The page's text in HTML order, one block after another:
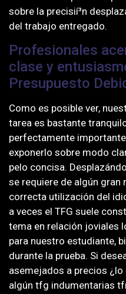
sobre la precisií³n
del trabajo entregado.
Profesionales
clase y
Presupuesto
Como es posible ver,
tarea es bastante
perfectamente
exponerlo sobre modo
pelo concisa.
se requiere de algún gran
correcta utilización del
a veces el TFG suele
tema en relación joviales
para nuestro estudiante,
durante la prueba. Si
asemejados a precios
algún tfg indumentarias